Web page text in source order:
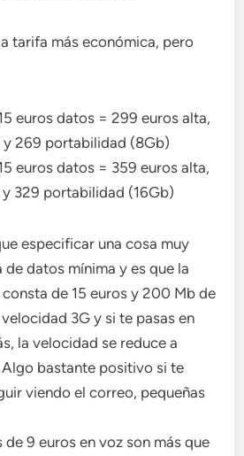
tarifa más económica, pero
euros datos = 299 euros alta,
269 portabilidad (8Gb)
euros datos = 359 euros alta,
329 portabilidad (16Gb)
especificar una cosa muy
datos mínima y es que la
de 15 euros y 200 Mb de
3G y si te pasas en
la velocidad se reduce a
bastante positivo si te
viendo el correo, pequeñas
de 9 euros en voz son más que